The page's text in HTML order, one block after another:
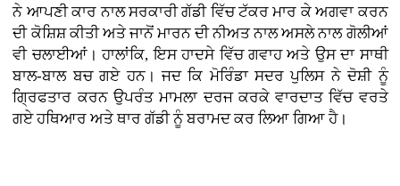
ਨੇ ਆਪਣੀ ਕਾਰ ਨਾਲ ਸਰਕਾਰੀ ਗੱਡੀ ਵਿੱਚ ਟੱਕਰ ਮਾਰ ਕੇ ਅਗਵਾ ਕਰਨ
ਦੀ ਕੋਸ਼ਿਸ਼ ਕੀਤੀ ਅਤੇ ਜਾਨੋਂ ਮਾਰਨ ਦੀ ਨੀਅਤ ਨਾਲ ਅਸਲੇ ਨਾਲ ਗੋਲੀਆਂ
ਵੀ ਚਲਾਈਆਂ। ਹਾਲਾਂਕਿ, ਇਸ ਹਾਦਸੇ ਵਿੱਚ ਗਵਾਹ ਅਤੇ ਉਸ ਦਾ ਸਾਥੀ
ਬਾਲ-ਬਾਲ ਬਚ ਗਏ ਹਨ। ਜਦ ਕਿ ਮੋਰਿੰਡਾ ਸਦਰ ਪੁਲਿਸ ਨੇ ਦੋਸ਼ੀ ਨੂੰ
ਗ੍ਰਿਫਤਾਰ ਕਰਨ ਉਪਰੰਤ ਮਾਮਲਾ ਦਰਜ ਕਰਕੇ ਵਾਰਦਾਤ ਵਿੱਚ ਵਰਤੇ
ਗਏ ਹਥਿਆਰ ਅਤੇ ਥਾਰ ਗੱਡੀ ਨੂੰ ਬਰਾਮਦ ਕਰ ਲਿਆ ਗਿਆ ਹੈ।